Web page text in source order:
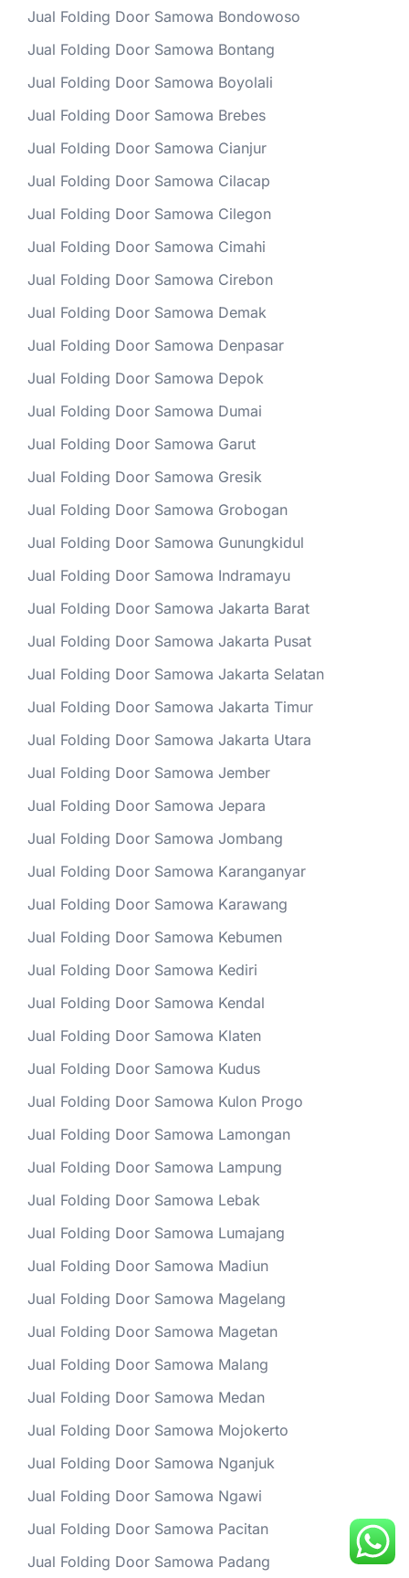
Jual Folding Door Samowa Bondowoso
Jual Folding Door Samowa Bontang
Jual Folding Door Samowa Boyolali
Jual Folding Door Samowa Brebes
Jual Folding Door Samowa Cianjur
Jual Folding Door Samowa Cilacap
Jual Folding Door Samowa Cilegon
Jual Folding Door Samowa Cimahi
Jual Folding Door Samowa Cirebon
Jual Folding Door Samowa Demak
Jual Folding Door Samowa Denpasar
Jual Folding Door Samowa Depok
Jual Folding Door Samowa Dumai
Jual Folding Door Samowa Garut
Jual Folding Door Samowa Gresik
Jual Folding Door Samowa Grobogan
Jual Folding Door Samowa Gunungkidul
Jual Folding Door Samowa Indramayu
Jual Folding Door Samowa Jakarta Barat
Jual Folding Door Samowa Jakarta Pusat
Jual Folding Door Samowa Jakarta Selatan
Jual Folding Door Samowa Jakarta Timur
Jual Folding Door Samowa Jakarta Utara
Jual Folding Door Samowa Jember
Jual Folding Door Samowa Jepara
Jual Folding Door Samowa Jombang
Jual Folding Door Samowa Karanganyar
Jual Folding Door Samowa Karawang
Jual Folding Door Samowa Kebumen
Jual Folding Door Samowa Kediri
Jual Folding Door Samowa Kendal
Jual Folding Door Samowa Klaten
Jual Folding Door Samowa Kudus
Jual Folding Door Samowa Kulon Progo
Jual Folding Door Samowa Lamongan
Jual Folding Door Samowa Lampung
Jual Folding Door Samowa Lebak
Jual Folding Door Samowa Lumajang
Jual Folding Door Samowa Madiun
Jual Folding Door Samowa Magelang
Jual Folding Door Samowa Magetan
Jual Folding Door Samowa Malang
Jual Folding Door Samowa Medan
Jual Folding Door Samowa Mojokerto
Jual Folding Door Samowa Nganjuk
Jual Folding Door Samowa Ngawi
Jual Folding Door Samowa Pacitan
Jual Folding Door Samowa Padang